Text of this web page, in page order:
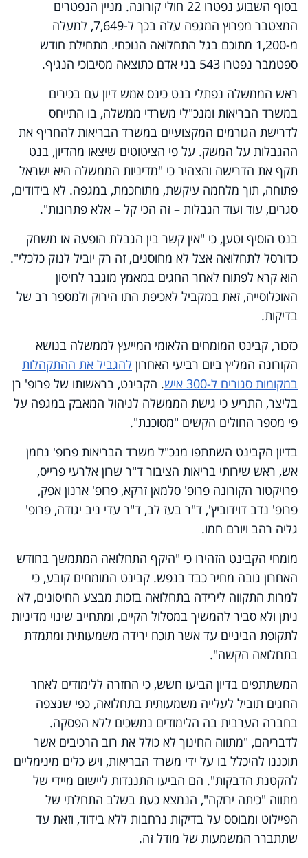
בסוף השבוע נפטרו 22 חולי קורונה. מניין הנפטרים
המצטבר מפרוץ המגפה עלה בכך ל-7,649, למעלה
מ-1,200 מתוכם בגל התחלואה הנוכחי. מתחילת חודש
ספטמבר נפטרו 543 בני אדם כתוצאה מסיבוכי הנגיף.
ראש הממשלה נפתלי בנט כינס אמש דיון עם בכירים
במשרד הבריאות ומנכ"לי משרדי ממשלה, בו התייחס
לדרישת הגורמים המקצועיים במשרד הבריאות להחריף את
ההגבלות על המשק. על פי הציטוטים שיצאו מהדיון, בנט
תקף את הדרישה והצהיר כי "מדיניות הממשלה היא ישראל
פתוחה, תוך מלחמה עיקשת, מתוחכמת, במגפה. לא בידודים,
סגרים, עוד ועוד הגבלות – זה הכי קל – אלא פתרונות".
בנט הוסיף וטען, כי "אין קשר בין הגבלת הופעה או משחק
כדורסל לתחלואה אצל לא מחוסנים, זה רק יוביל לנזק כלכלי".
הוא קרא לפתוח לאחר החגים במאמץ מוגבר לחיסון
האוכלוסייה, זאת במקביל לאכיפת התו הירוק ולמספר רב של
בדיקות.
כזכור, קבינט המומחים הלאומי המייעץ לממשלה בנושא
הקורונה המליץ ביום רביעי האחרון להגביל את ההתקהלות
במקומות סגורים ל-300 איש
. הקבינט, בראשותו של פרופ' רן
בליצר, התריע כי גישת הממשלה לניהול המאבק במגפה על
פי מספר החולים הקשים "מסוכנת".
בדיון הקבינט השתתפו מנכ"ל משרד הבריאות פרופ' נחמן
אש, ראש שירותי בריאות הציבור ד"ר שרון אלרעי פרייס,
פרויקטור הקורונה פרופ' סלמאן זרקא, פרופ' ארנון אפק,
פרופ' נדב דוידוביץ', ד"ר בעז לב, ד"ר עדי ניב יגודה, פרופ'
גליה רהב ויורם חמו.
מומחי הקבינט הזהירו כי "היקף התחלואה המתמשך בחודש
האחרון גובה מחיר כבד בנפש. קבינט המומחים קובע, כי
למרות התקווה לירידה בתחלואה בזכות מבצע החיסונים, לא
ניתן ולא סביר להמשיך במסלול הקיים, ומתחייב שינוי מדיניות
לתקופת הביניים עד אשר תוכח ירידה משמעותית ומתמדת
בתחלואה הקשה".
המשתתפים בדיון הביעו חשש, כי החזרה ללימודים לאחר
החגים תוביל לעלייה משמעותית בתחלואה, כפי שנצפה
בחברה הערבית בה הלימודים נמשכים ללא הפסקה.
לדבריהם, "מתווה החינוך לא כולל את רוב הרכיבים אשר
תוכננו להיכלל בו על ידי משרד הבריאות, ויש כלים מינימליים
להקטנת הדבקות". הם הביעו התנגדות ליישום מיידי של
מתווה "כיתה ירוקה", הנמצא כעת בשלב התחלתי של
הפיילוט ומבוסס על בדיקות נרחבות ללא בידוד, וזאת עד
שתתברר המשמעות של מודל זה.